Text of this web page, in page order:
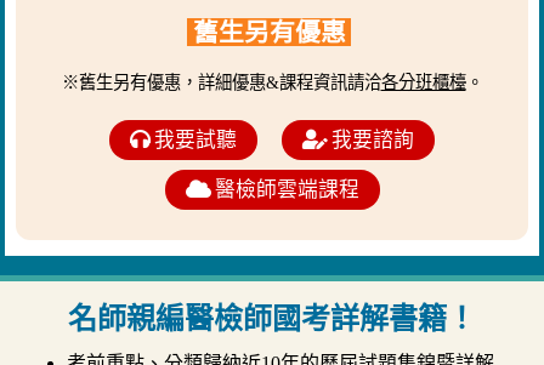
舊生另有優惠
※舊生另有優惠，詳細優惠&課程資訊請洽各分班櫃檯。
我要試聽 我要諮詢
醫檢師雲端課程
名師親編醫檢師國考詳解書籍！